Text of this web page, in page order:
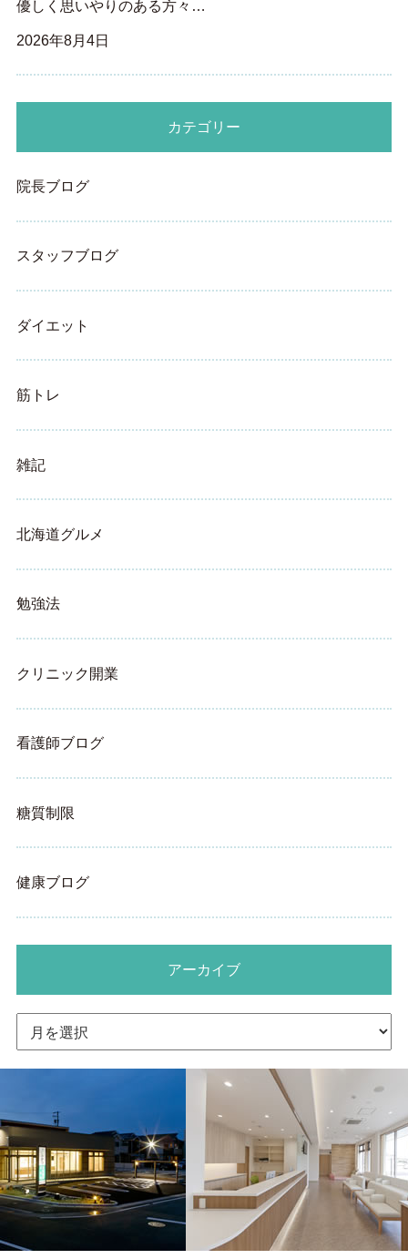
優しく思いやりのある方々…
2026年8月4日
カテゴリー
院長ブログ
スタッフブログ
ダイエット
筋トレ
雑記
北海道グルメ
勉強法
クリニック開業
看護師ブログ
糖質制限
健康ブログ
アーカイブ
カ
イ